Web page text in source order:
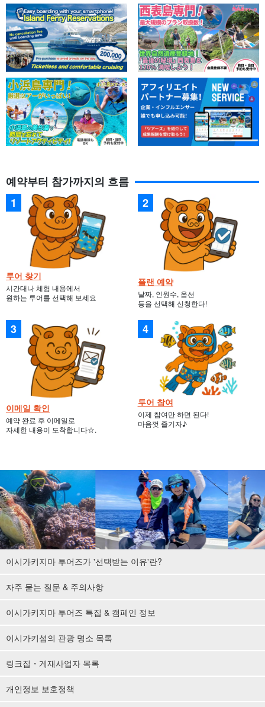
예약부터 참가까지의 흐름
투어 찾기
시간대나 체험 내용에서
원하는 투어를 선택해 보세요
플랜 예약
날짜, 인원수, 옵션
등을 선택해 신청한다!
이메일 확인
예약 완료 후 이메일로
자세한 내용이 도착합니다☆.
투어 참여
이제 참여만 하면 된다!
마음껏 즐기자♪
이시가키지마 투어즈가 '선택받는 이유'란?
자주 묻는 질문 & 주의사항
이시가키지마 투어즈 특집 & 캠페인 정보
이시가키섬의 관광 명소 목록
링크집・게재사업자 목록
개인정보 보호정책